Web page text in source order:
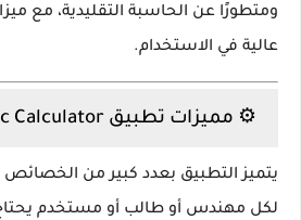
ومتطورًا عن الحاسبة التقليدية، مع
عالية في الاستخدام.
⚙️ مميزات تطبيق Hiper Scientific Calculator
يتميز التطبيق بعدد كبير من الخصائص
لكل مهندس أو طالب أو مستخدم